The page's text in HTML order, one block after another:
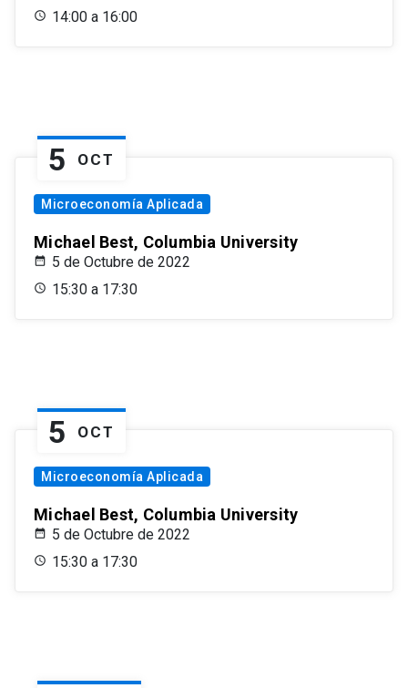
14:00 a 16:00
5 OCT
Microeconomía Aplicada
Michael Best, Columbia University
5 de Octubre de 2022
15:30 a 17:30
5 OCT
Microeconomía Aplicada
Michael Best, Columbia University
5 de Octubre de 2022
15:30 a 17:30